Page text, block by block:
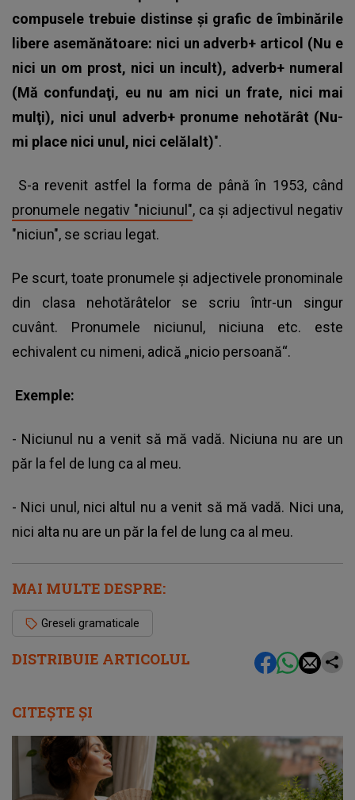
DISTRIBUIE ARTICOLUL
compusele trebuie distinse şi grafic de îmbinările
libere asemănătoare: nici un adverb+ articol (Nu e
nici un om prost, nici un incult), adverb+ numeral
(Mă confundaţi, eu nu am nici un frate, nici mai
mulţi), nici unul adverb+ pronume nehotărât (Nu-
mi place nici unul, nici celălalt)".
S-a revenit astfel la forma de până în 1953, când
pronumele negativ "niciunul", ca şi adjectivul negativ
"niciun", se scriau legat.
Pe scurt, toate pronumele şi adjectivele pronominale
din clasa nehotărâtelor se scriu într-un singur
cuvânt. Pronumele niciunul, niciuna etc. este
echivalent cu nimeni, adică „nicio persoană“.
Exemple:
- Niciunul nu a venit să mă vadă. Niciuna nu are un
păr la fel de lung ca al meu.
- Nici unul, nici altul nu a venit să mă vadă. Nici una,
nici alta nu are un păr la fel de lung ca al meu.
MAI MULTE DESPRE:
Greseli gramaticale
CITEȘTE ȘI